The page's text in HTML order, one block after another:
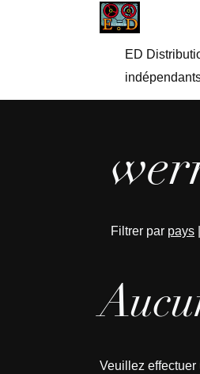
ED
Filtrer par pays
Veuillez effectuer